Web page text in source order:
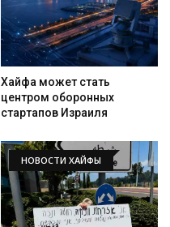
Хайфа может стать
центром оборонных
стартапов Израиля
НОВОСТИ ХАЙФЫ